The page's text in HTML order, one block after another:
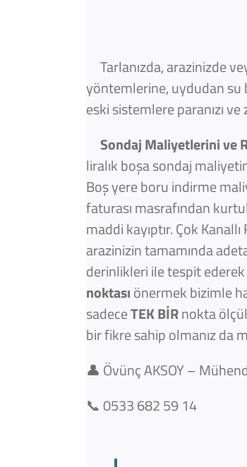
Tarlanızda, arazinizde
yöntemlerine, uydudan su
eski sistemlere paranızı
Sondaj Maliyetlerini ve
liralık boşa sondaj
Boş yere boru indirme
faturası masrafından
maddi kayıptır. Çok
arazinizin tamamında
derinlikleri ile tespit
noktasıönermek bizimle
sadeceTEK BİRnokta
bir fikre sahip olmanız da
👤 Övünç AKSOY –
📞0533 682 59 14